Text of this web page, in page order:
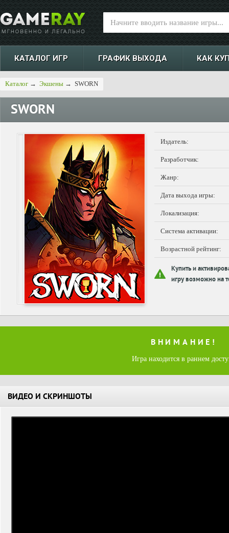
КАТАЛОГ ИГР ГРАФИК ВЫХОДА КАК
Каталог → Экшены → SWORN
SWORN
Издатель:
Разработчик:
Жанр:
Дата выхода игры:
Локализация:
Система активации:
Возрастной рейтинг:
Купить и
игру возможно на
ВНИМАНИЕ!
Игра находится в раннем
ВИДЕО И СКРИНШОТЫ